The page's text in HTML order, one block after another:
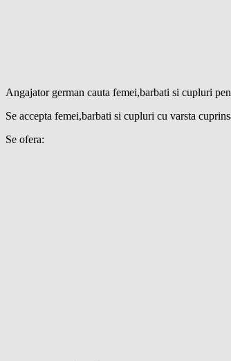
Angajator german cauta femei,barbati si cupluri
Se accepta femei,barbati si cupluri cu varsta
Se ofera: